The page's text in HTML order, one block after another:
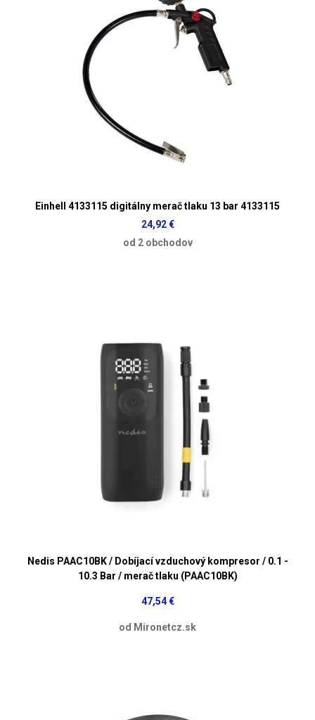
Einhell 4133115 digitálny merač tlaku 13 bar 4133115
24,92 €
od 2 obchodov
Nedis PAAC10BK / Dobíjací vzduchový kompresor / 0.1 -
10.3 Bar / merač tlaku (PAAC10BK)
47,54 €
od Mironetcz.sk